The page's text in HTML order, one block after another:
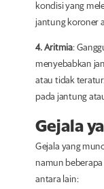
kondisi yang
jantung koroner
4. Aritmia:
menyebabkan
atau tidak
pada jantung
Gejala
Gejala yang
namun
antara lain: